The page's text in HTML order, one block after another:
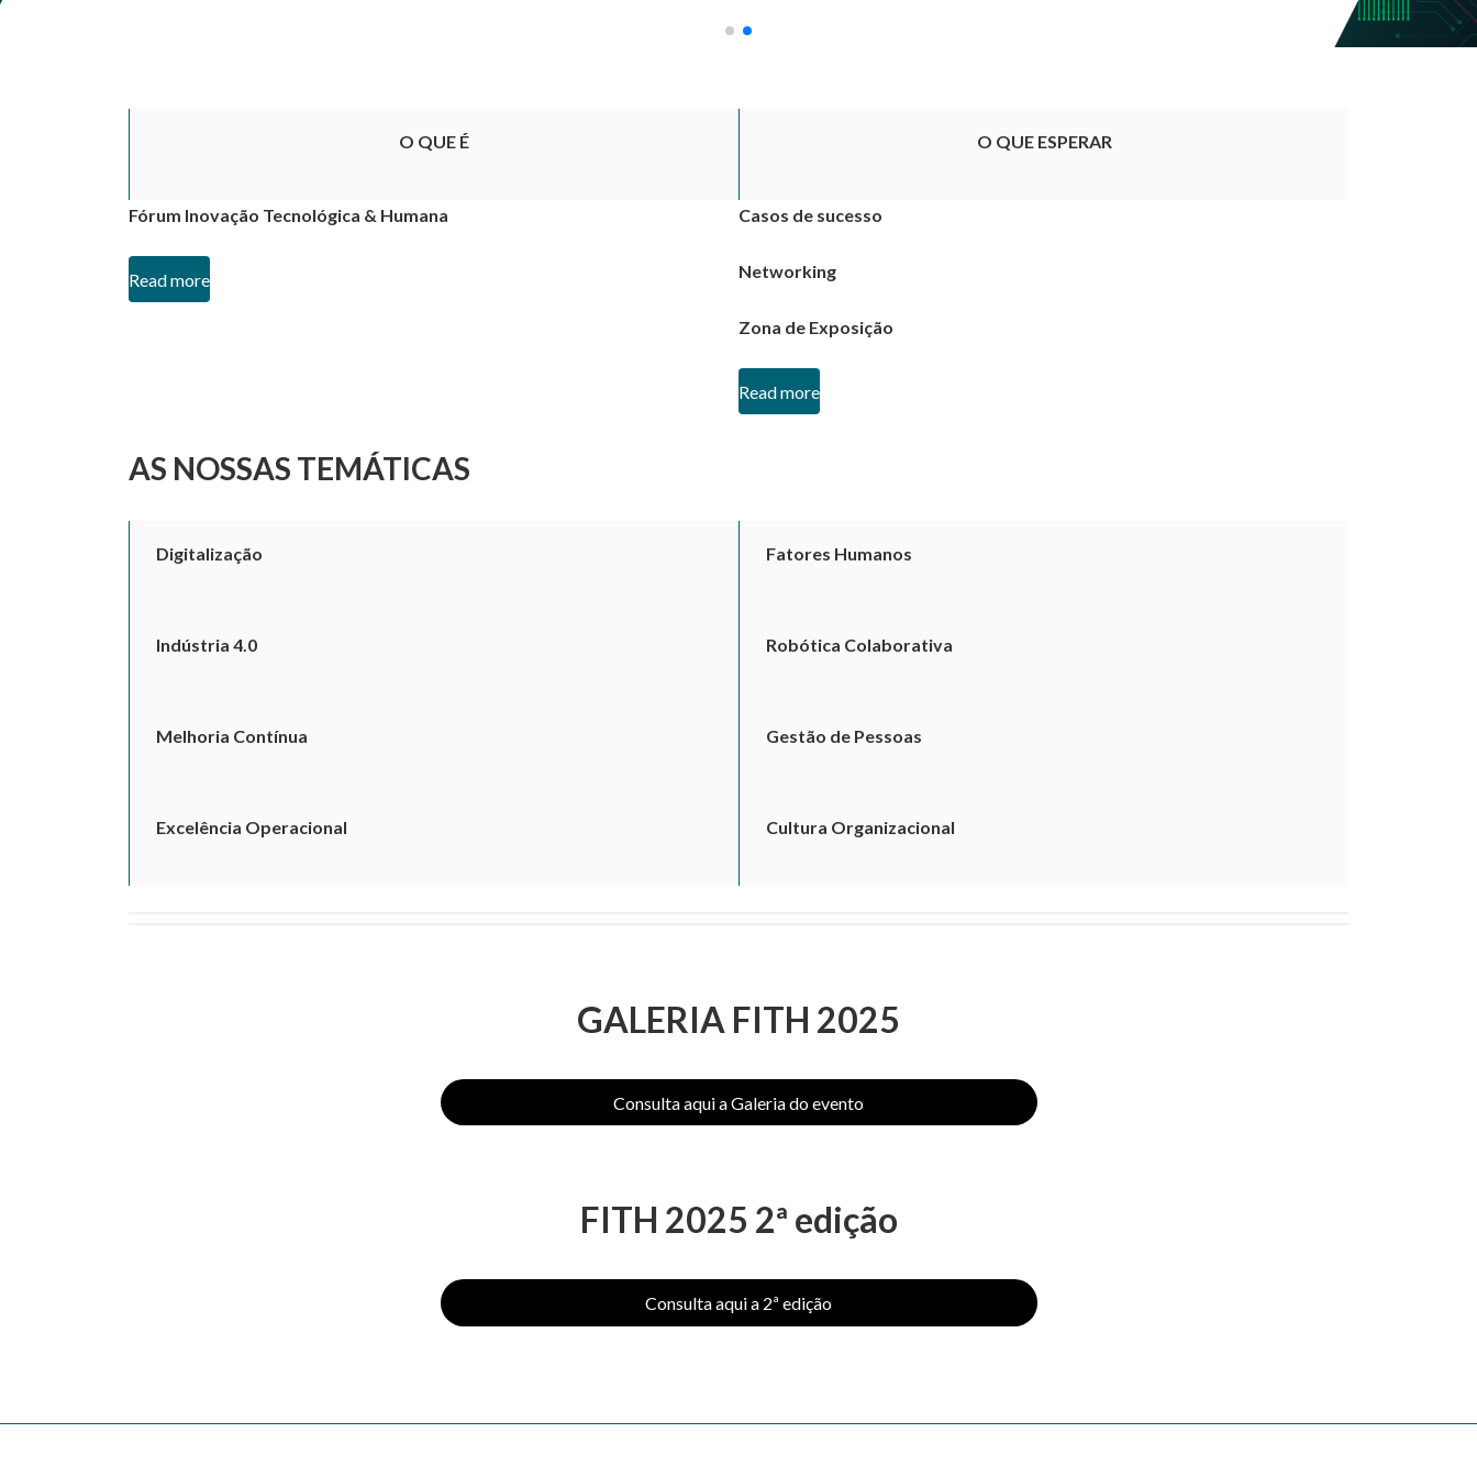
O QUE É
Fórum Inovação Tecnológica & Humana
Read more
O QUE ESPERAR
Casos de sucesso
Networking
Zona de Exposição
Read more
AS NOSSAS TEMÁTICAS
Digitalização
Indústria 4.0
Melhoria Contínua
Excelência Operacional
Fatores Humanos
Robótica Colaborativa
Gestão de Pessoas
Cultura Organizacional
GALERIA FITH 2025
Consulta aqui a Galeria do evento
FITH 2025 2ª edição
Consulta aqui a 2ª edição